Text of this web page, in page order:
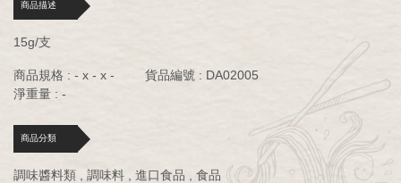
商品描述
15g/支
商品規格 : - x - x -
貨品編號 : DA02005
淨重量 : -
商品分類
調味醬料類 , 調味料 , 進口食品 , 食品